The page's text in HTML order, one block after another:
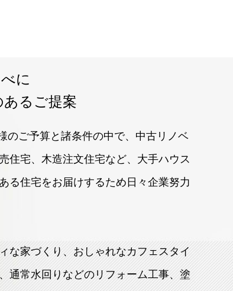
に
るご提案
のご予算と諸条件の中で、中古リノベ
住宅、木造注文住宅など、大手ハウス
る住宅をお届けするため日々企業努力
な家づくり、おしゃれなカフェスタイ
通常水回りなどのリフォーム工事、塗